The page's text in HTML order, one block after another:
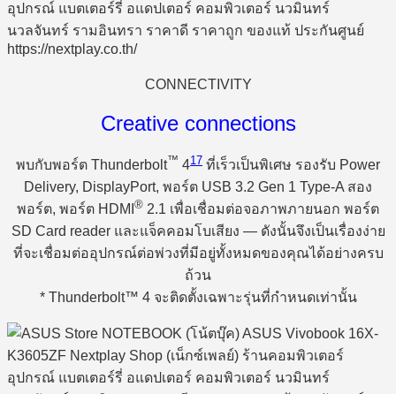
CONNECTIVITY
Creative connections
พบกับพอร์ต Thunderbolt™ 417 ที่เร็วเป็นพิเศษ รองรับ Power
Delivery, DisplayPort, พอร์ต USB 3.2 Gen 1 Type-A สอง
พอร์ต, พอร์ต HDMI ® 2.1 เพื่อเชื่อมต่อจอภาพภายนอก พอร์ต
SD Card reader และแจ็คคอมโบเสียง — ดังนั้นจึงเป็นเรื่องง่าย
ที่จะเชื่อมต่ออุปกรณ์ต่อพ่วงที่มีอยู่ทั้งหมดของคุณได้อย่างครบ
ถ้วน
* Thunderbolt™ 4 จะติดตั้งเฉพาะรุ่นที่กำหนดเท่านั้น